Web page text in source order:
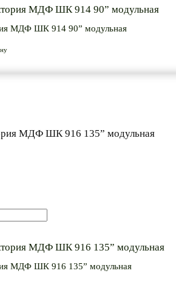
МДФ ШК 914 90” модульная
МДФ ШК 916 135” модульная
МДФ ШК 916 135” модульная